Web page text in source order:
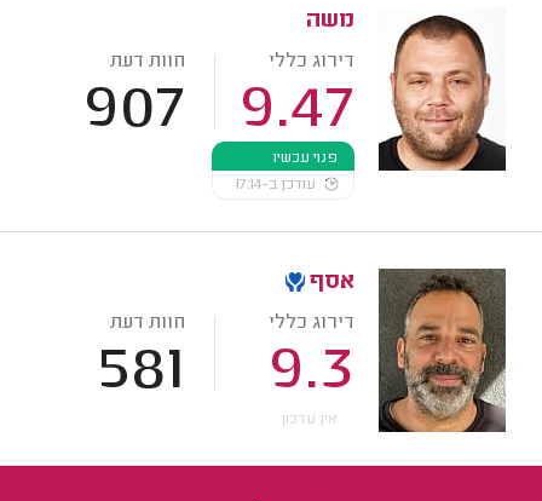
משה
דירוג כללי
9.47
חוות דעת
907
פנוי עכשיו
עודכן ב-17:14
אסף
דירוג כללי
9.3
חוות דעת
581
אין עדכון